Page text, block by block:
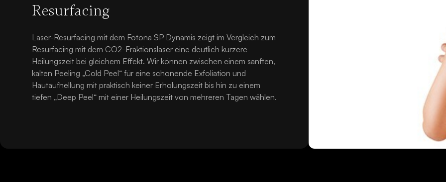
Resurfacing
Laser-Resurfacing mit dem Fotona SP Dynamis zeigt im Vergleich zum
Resurfacing mit dem CO2-Fraktionslaser eine deutlich kürzere
Heilungszeit bei gleichem Effekt. Wir können zwischen einem sanften,
kalten Peeling „Cold Peel“ für eine schonende Exfoliation und
Hautaufhellung mit praktisch keiner Erholungszeit bis hin zu einem
tiefen „Deep Peel“ mit einer Heilungszeit von mehreren Tagen wählen.